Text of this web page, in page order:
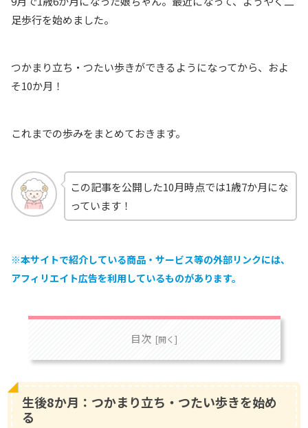
足歩行を始めました。
つかまり立ち・つたい歩きができるようになってから、およ
そ10か月！
これまでの歩みをまとめておきます。
この記事を公開した10月時点では1歳7か月にな
っています！
※本サイトで紹介している商品・サービス等の外部リンクには、
アフィリエイト広告を利用しているものがあります。
目次
生後8か月：つかまり立ち・つたい歩きを始め
る